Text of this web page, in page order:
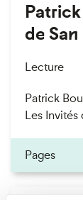
de
Lecture
Patrick
Les Invités
Pages